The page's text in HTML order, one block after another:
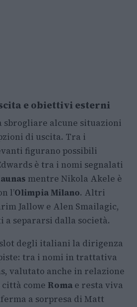
e obiettivi esterni
sbrogliare alcune situazioni
di uscita. Tra i
figurano possibili
è tra i nomi segnalati
mentre Nikola Akele è
l’Olimpia Milano. Altri
Jallow e Alen Smailagic,
a separarsi dalla società.
degli italiani la dirigenza
tra i nomi in trattativa
valutato anche in relazione
come Roma e resta viva
a sorpresa di Matt